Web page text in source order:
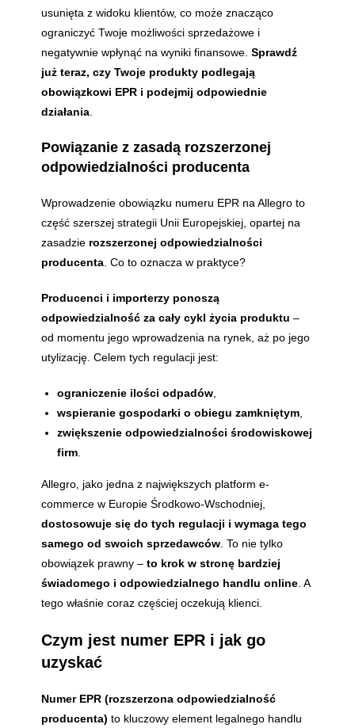
usunięta z widoku klientów, co może znacząco
ograniczyć Twoje możliwości sprzedażowe i
negatywnie wpłynąć na wyniki finansowe.Sprawdź
już teraz, czy Twoje produkty podlegają
obowiązkowi EPR i podejmij odpowiednie
działania
Powiązanie z zasadą rozszerzonej
odpowiedzialności producenta
Wprowadzenie obowiązku numeru EPR na Allegro to
część szerszej strategii Unii Europejskiej, opartej na
zasadzie rozszerzonej odpowiedzialności
producenta . Co to oznacza w praktyce?
Producenci i importerzy ponoszą
odpowiedzialność za cały cykl życia produktu –
od momentu jego wprowadzenia na rynek, aż po jego
utylizację. Celem tych regulacji jest:
ograniczenie ilości odpadów
wspieranie gospodarki o obiegu zamkniętym
zwiększenie odpowiedzialności środowiskowej
firm
Allegro, jako jedna z największych platform e-
commerce w Europie Środkowo-Wschodniej,
dostosowuje się do tych regulacji i wymaga tego
samego od swoich sprzedawców . To nie tylko
obowiązek prawny –to krok w stronę bardziej
świadomego i odpowiedzialnego handlu online . A
tego właśnie coraz częściej oczekują klienci.
Czym jest numer EPR i jak go
uzyskać
Numer EPR (rozszerzona odpowiedzialność
producenta) to kluczowy element legalnego handlu